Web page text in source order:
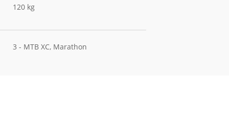
120 kg
3 - MTB XC, Marathon